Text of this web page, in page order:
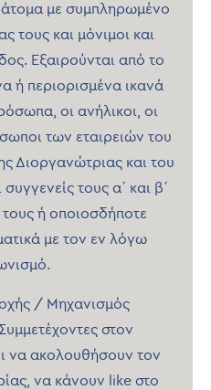
με συμπληρωμένο
τους και μόνιμοι και
Εξαιρούνται από το
ή περιορισμένα ικανά
οι ανήλικοι, οι
των εταιρειών του
Διοργανώτριας και του
τους α΄ και β΄
ή οποιοσδήποτε
με τον εν λόγω
/ Μηχανισμός
στον
να ακολουθήσουν τον
να κάνουν like στο